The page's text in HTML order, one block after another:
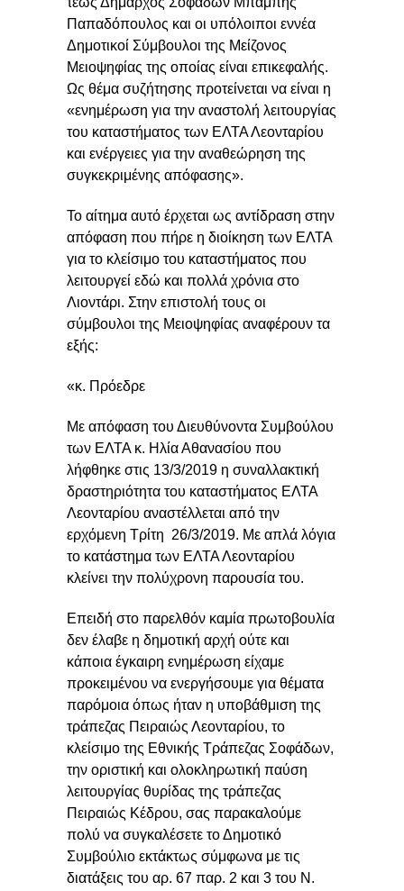
Παπαδόπουλος και οι υπόλοιποι εννέα
Δημοτικοί Σύμβουλοι της Μείζονος
Μειοψηφίας της οποίας είναι επικεφαλής.
Ως θέμα συζήτησης προτείνεται να είναι η
«ενημέρωση για την αναστολή λειτουργίας
του καταστήματος των ΕΛΤΑ Λεονταρίου
και ενέργειες για την αναθεώρηση της
συγκεκριμένης απόφασης».
Το αίτημα αυτό έρχεται ως αντίδραση στην
απόφαση που πήρε η διοίκηση των ΕΛΤΑ
για το κλείσιμο του καταστήματος που
λειτουργεί εδώ και πολλά χρόνια στο
Λιοντάρι. Στην επιστολή τους οι
σύμβουλοι της Μειοψηφίας αναφέρουν τα
εξής:
«κ. Πρόεδρε
Με απόφαση του Διευθύνοντα Συμβούλου
των ΕΛΤΑ κ. Ηλία Αθανασίου που
λήφθηκε στις 13/3/2019 η συναλλακτική
δραστηριότητα του καταστήματος ΕΛΤΑ
Λεονταρίου αναστέλλεται από την
ερχόμενη Τρίτη 26/3/2019. Με απλά λόγια
το κατάστημα των ΕΛΤΑ Λεονταρίου
κλείνει την πολύχρονη παρουσία του.
Επειδή στο παρελθόν καμία πρωτοβουλία
δεν έλαβε η δημοτική αρχή ούτε και
κάποια έγκαιρη ενημέρωση είχαμε
προκειμένου να ενεργήσουμε για θέματα
παρόμοια όπως ήταν η υποβάθμιση της
τράπεζας Πειραιώς Λεονταρίου, το
κλείσιμο της Εθνικής Τράπεζας Σοφάδων,
την οριστική και ολοκληρωτική παύση
λειτουργίας θυρίδας της τράπεζας
Πειραιώς Κέδρου, σας παρακαλούμε
πολύ να συγκαλέσετε το Δημοτικό
Συμβούλιο εκτάκτως σύμφωνα με τις
διατάξεις του αρ. 67 παρ. 2 και 3 του Ν.